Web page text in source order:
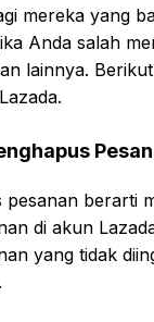
mereka yang
Anda salah
lainnya.
pesanan berarti
di akun
yang tidak